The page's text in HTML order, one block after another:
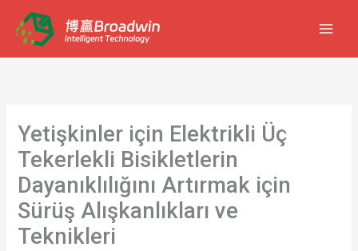
İçeriğe
atla
Yetişkinler için Elektrikli Üç
Tekerlekli Bisikletlerin
Dayanıklılığını Artırmak için
Sürüş Alışkanlıkları ve
Teknikleri